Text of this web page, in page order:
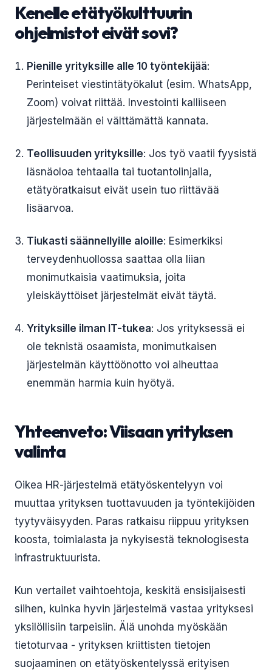
Kenelle etätyökulttuurin
ohjelmistot eivät sovi?
Pienille yrityksille alle 10 työntekijää:
Perinteiset viestintätyökalut (esim. WhatsApp,
Zoom) voivat riittää. Investointi kalliiseen
järjestelmään ei välttämättä kannata.
Teollisuuden yrityksille: Jos työ vaatii fyysistä
läsnäoloa tehtaalla tai tuotantolinjalla,
etätyöratkaisut eivät usein tuo riittävää
lisäarvoa.
Tiukasti säännellyille aloille: Esimerkiksi
terveydenhuollossa saattaa olla liian
monimutkaisia vaatimuksia, joita
yleiskäyttöiset järjestelmät eivät täytä.
Yrityksille ilman IT-tukea: Jos yrityksessä ei
ole teknistä osaamista, monimutkaisen
järjestelmän käyttöönotto voi aiheuttaa
enemmän harmia kuin hyötyä.
Yhteenveto: Viisaan yrityksen
valinta
Oikea HR-järjestelmä etätyöskentelyyn voi
muuttaa yrityksen tuottavuuden ja työntekijöiden
tyytyväisyyden. Paras ratkaisu riippuu yrityksen
koosta, toimialasta ja nykyisestä teknologisesta
infrastruktuurista.
Kun vertailet vaihtoehtoja, keskitä ensisijaisesti
siihen, kuinka hyvin järjestelmä vastaa yrityksesi
yksilöllisiin tarpeisiin. Älä unohda myöskään
tietoturvaa - yrityksen kriittisten tietojen
suojaaminen on etätyöskentelyssä erityisen